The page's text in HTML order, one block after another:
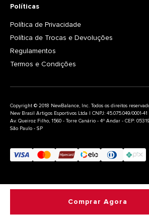
Comprar Agora
Políticas
Política de Privacidade
Política de Trocas e Devoluções
Regulamentos
Termos e Condições
Copyright © 2018 NewBalance, Inc. Todos os direitos
New Brasil Artigos Esportivos Ltda | CNPJ: 45.075.049/0001-41
Av. Queiroz Filho, 1560 - Torre Canário - 4º Andar - CEP:
São Paulo - SP